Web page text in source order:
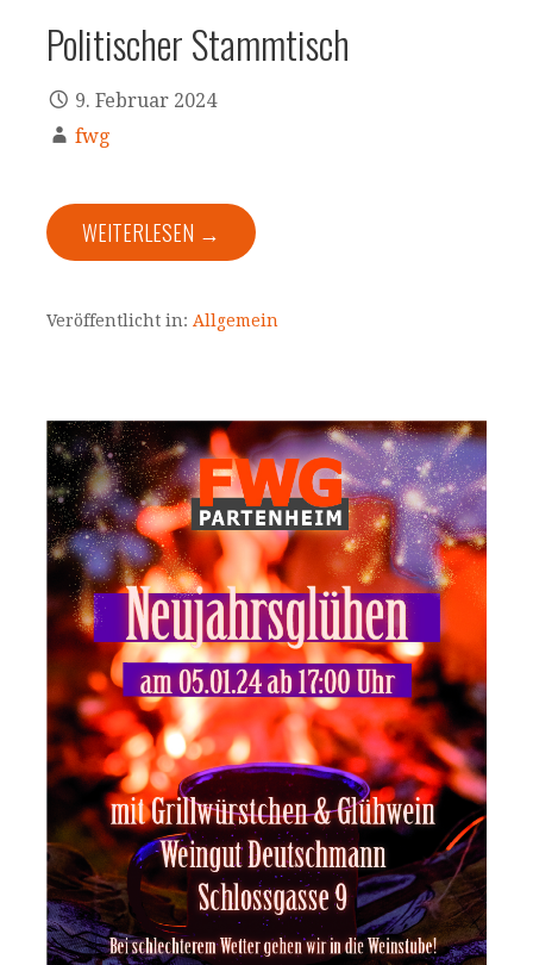
Politischer Stammtisch
9. Februar 2024
fwg
WEITERLESEN →
Veröffentlicht in: Allgemein